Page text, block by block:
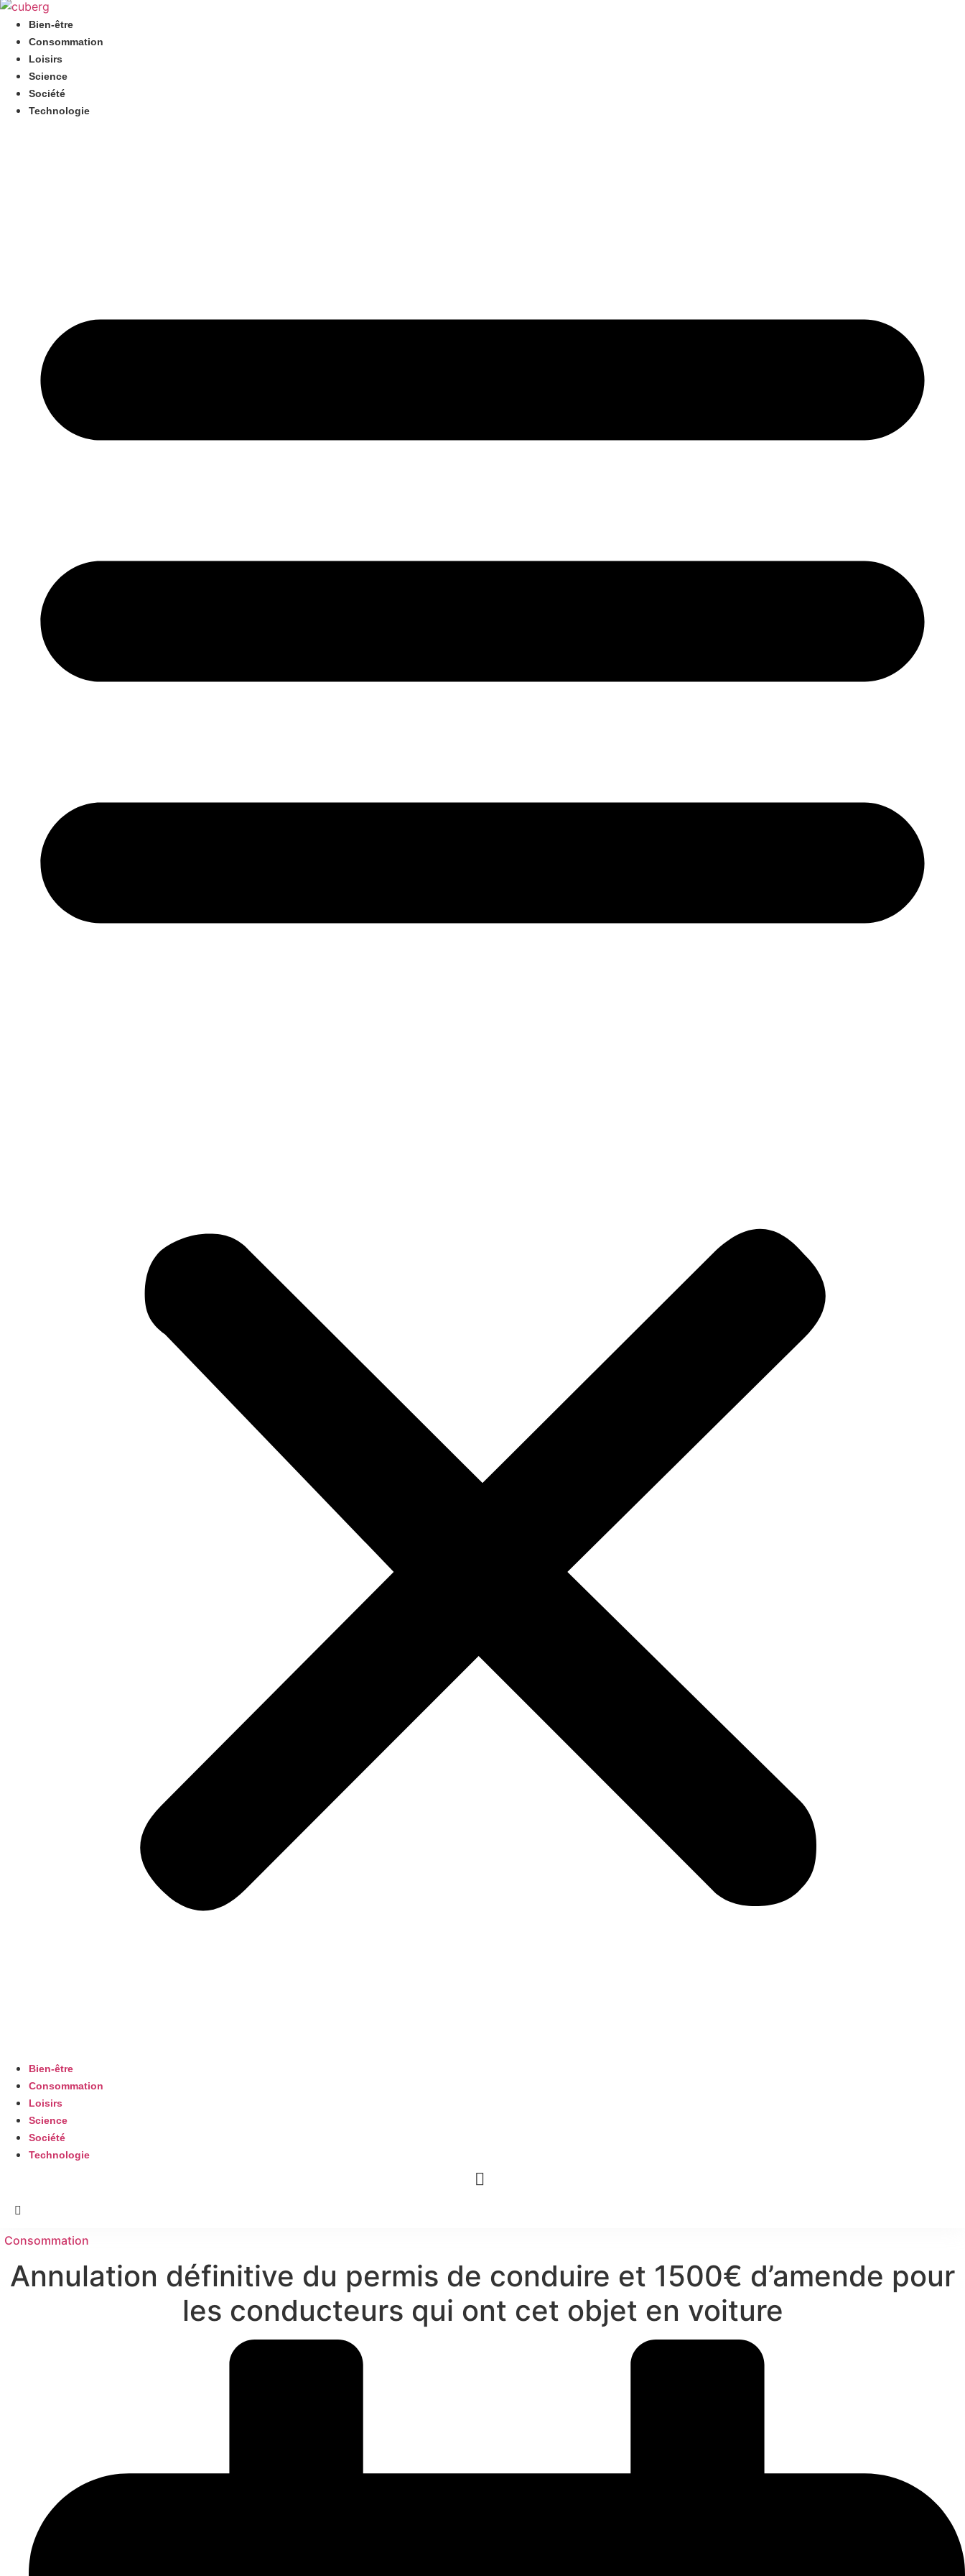
Aller
contenu
Bien-être
Consommation
Loisirs
Science
Société
Technologie
Bien-être
Consommation
Loisirs
Science
Société
Technologie
Consommation
Annulation définitive du permis de conduire et 1500€ d’amende pour
les conducteurs qui ont cet objet en voiture